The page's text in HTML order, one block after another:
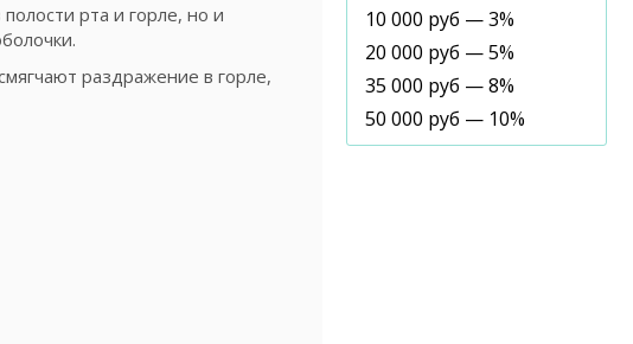
10 000 руб — 3%
20 000 руб — 5%
35 000 руб — 8%
50 000 руб — 10%
рта и горле, но и
раздражение в горле,